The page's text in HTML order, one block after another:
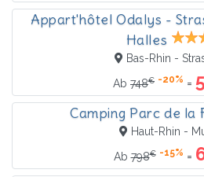
Appart'hôtel Odalys -
Halles
Bas-Rhin -
Ab 748€ -20% =
Camping Parc de la
Haut-Rhin -
Ab798€ -15% =